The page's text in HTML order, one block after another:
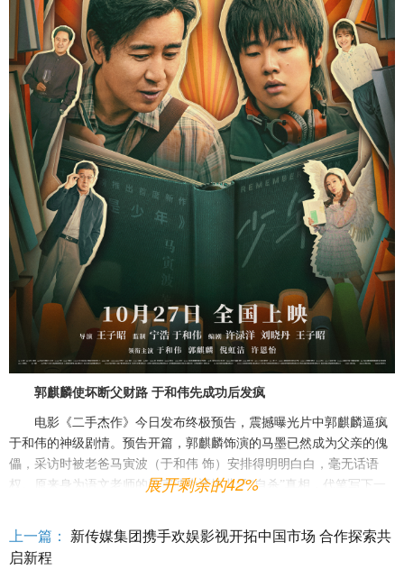
郭麒麟使坏断父财路 于和伟先成功后发疯
电影《二手杰作》今日发布终极预告，震撼曝光片中郭麒麟逼疯
于和伟的神级剧情。预告开篇，郭麒麟饰演的马墨已然成为父亲的傀
儡，采访时被老爸马寅波（于和伟 饰）安排得明明白白，毫无话语
权。原来身为语文老师的马寅波为遮掩儿子“自杀”真相，代笔写下一
的成就感，计划一本接一本，实现出书大计……然而，刚取得点成
绩，儿子携手老妈发表封笔声明，彻底终结了老马的骗局
展开剩余的42%
上一篇： 新传媒集团携手欢娱影视开拓中国市场 合作探索共
启新程